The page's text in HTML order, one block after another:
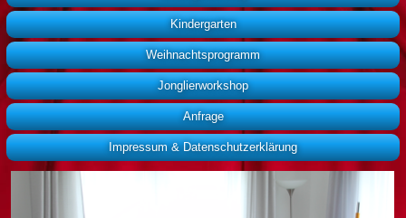
Kindergarten
Weihnachtsprogramm
Jonglierworkshop
Anfrage
Impressum & Datenschutzerklärung